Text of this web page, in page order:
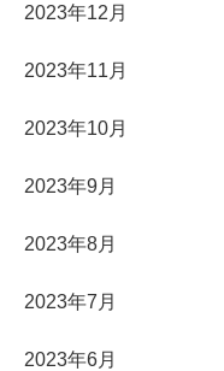
2023年12月
2023年11月
2023年10月
2023年9月
2023年8月
2023年7月
2023年6月